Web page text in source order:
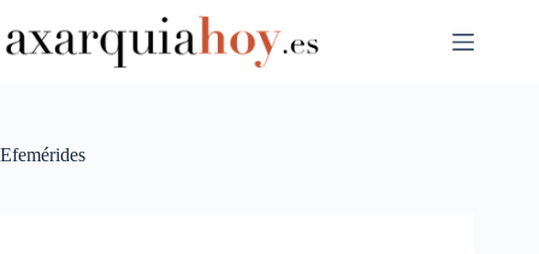
al
contenido
Efemérides